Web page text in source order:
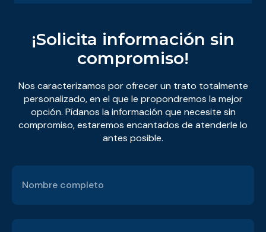
¡Solicita información sin
compromiso!
Nos caracterizamos por ofrecer un trato totalmente
personalizado, en el que le propondremos la mejor
opción. Pídanos la información que necesite sin
compromiso, estaremos encantados de atenderle lo
antes posible.